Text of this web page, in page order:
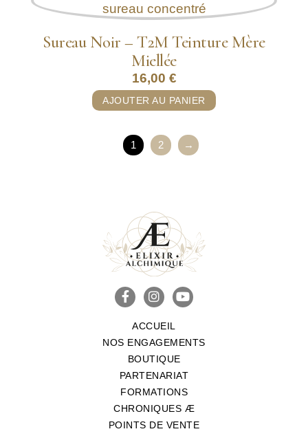
Sureau Noir – T2M Teinture Mère
Miellée
16,00 €
AJOUTER AU PANIER
1 2 →
ACCUEIL
NOS ENGAGEMENTS
BOUTIQUE
PARTENARIAT
FORMATIONS
CHRONIQUES Æ
POINTS DE VENTE